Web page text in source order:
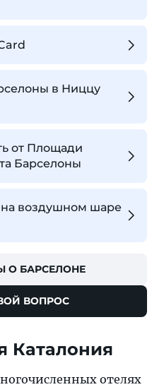
в Ниццу
от Площади
Барселоны
на воздушном шаре
О БАРСЕЛОНЕ
ВОПРОС
Каталония
отелях